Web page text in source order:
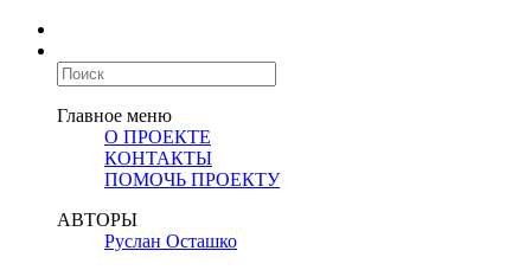
Главное меню
О ПРОЕКТЕ
КОНТАКТЫ
ПОМОЧЬ ПРОЕКТУ
АВТОРЫ
Руслан Осташко